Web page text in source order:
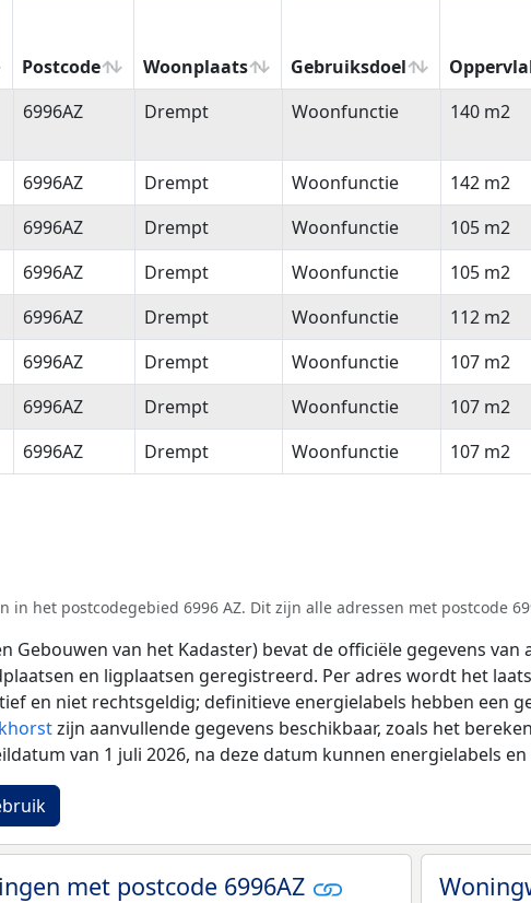
Postcode Woonplaats Gebruiksdoel
Postcode Woonplaats Gebruiksdoel
6996AZ Drempt Woonfunctie 140 m2
6996AZ Drempt Woonfunctie 142 m2
6996AZ Drempt Woonfunctie 105 m2
6996AZ Drempt Woonfunctie 105 m2
6996AZ Drempt Woonfunctie 112 m2
6996AZ Drempt Woonfunctie 107 m2
6996AZ Drempt Woonfunctie 107 m2
6996AZ Drempt Woonfunctie 107 m2
in het postcodegebied 6996 AZ. Dit zijn alle adressen met postcode
Gebouwen van het Kadaster) bevat de officiële gegevens
en ligplaatsen geregistreerd. Per adres wordt het
en niet rechtsgeldig; definitieve energielabels hebben een
zijn aanvullende gegevens beschikbaar, zoals het
van 1 juli 2026, na deze datum kunnen energielabels
met postcode 6996AZ